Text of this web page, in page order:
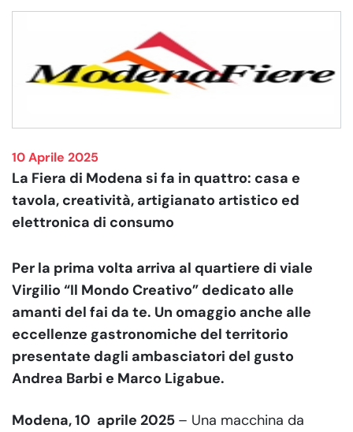
10 Aprile 2025
La Fiera di Modena si fa in quattro: casa e
tavola, creatività, artigianato artistico ed
elettronica di consumo
Per la prima volta arriva al quartiere di viale
Virgilio “Il Mondo Creativo” dedicato alle
amanti del fai da te. Un omaggio anche alle
eccellenze gastronomiche del territorio
presentate dagli ambasciatori del gusto
Andrea Barbi e Marco Ligabue.
Modena, 10 aprile 2025 – Una macchina da